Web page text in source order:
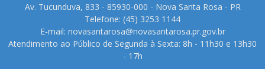
Av. Tucunduva, 833 - 85930-000 - Nova Santa Rosa - PR
Telefone: (45) 3253 1144
E-mail: novasantarosa@novasantarosa.pr.gov.br
Atendimento ao Público de Segunda à Sexta: 8h - 11h30 e 13h30
- 17h